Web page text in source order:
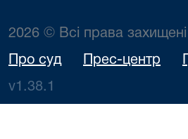
2026 © Всі права захищені
Про суд Прес-центр
v1.38.1